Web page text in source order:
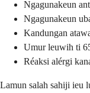
Ngagunakeun
Ngagunakeun
Kandungan
Umur leuwih ti
Réaksi alérgi
Lamun salah sahiji ieu